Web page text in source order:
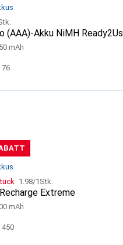
(AAA)-Akku NiMH Ready2Us
mAh
76
CHF
1.98/1Stk.
Recharge Extreme
mAh
450